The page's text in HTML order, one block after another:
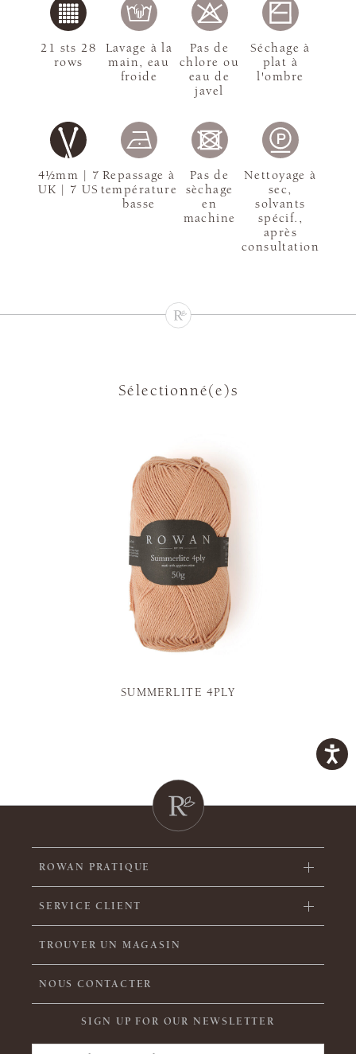
4½mm | 7
UK | 7 US
21 sts 28
rows
Lavage à la
main, eau
froide
Pas de
chlore ou
eau de
javel
Séchage à
plat à
l'ombre
Repassage à
température
basse
Pas de
sèchage
en
machine
Nettoyage à
sec,
solvants
spécif.,
après
consultation
Sélectionné(e)s
SUMMERLITE 4PLY
ROWAN PRATIQUE
SERVICE CLIENT
TROUVER UN MAGASIN
NOUS CONTACTER
SIGN UP FOR OUR NEWSLETTER